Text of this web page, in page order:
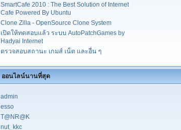
SmartCafe 2010 : The Best Solution of Internet
Cafe Powered By Ubuntu
Clone Zilla - OpenSource Clone System
เปิดให้ทดสอบแล้ว ระบบ AutoPatchGames by
Hadyai Internet
ตรวจสอบสถานะ เกมส์ เน็ต และอื่น ๆ
ออนไลน์นานที่สุด
admin
esso
T@NR@K
nut_kkc